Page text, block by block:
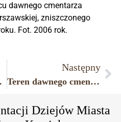
dawnego cmentarza
zniszczonego
Fot. 2006 rok.
Następny
Teren dawnego cmentarza żydowskiego przy ulicy Warszawskiej, zniszczonego przez hitlerowców w 1942 roku.
Dziejów Miasta